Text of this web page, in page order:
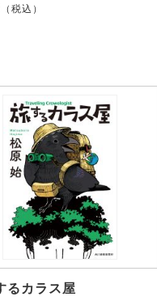
（税込）
るカラス屋